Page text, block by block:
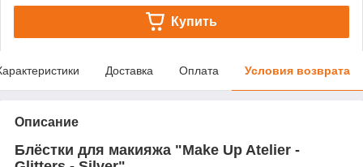
Купить
Доставка Оплата Условия возврата
Описание
Блёстки для макияжа "Make Up Atelier -